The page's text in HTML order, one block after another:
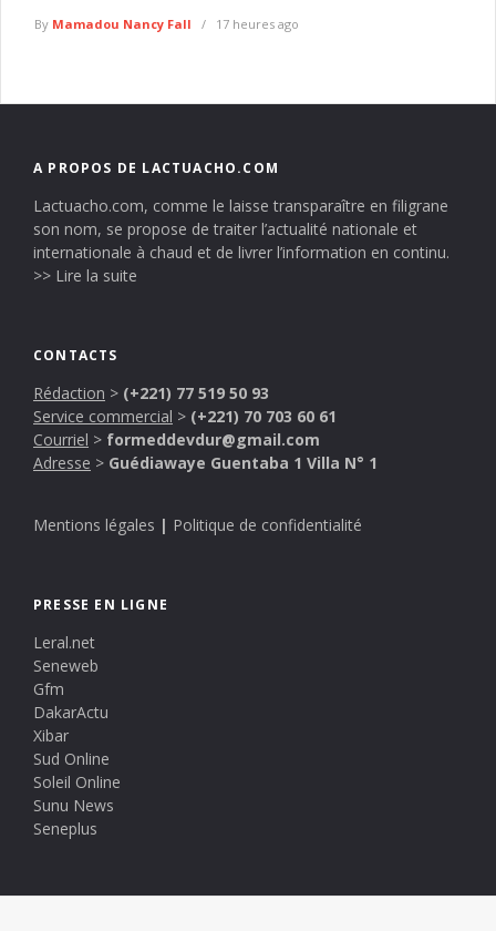
By Mamadou Nancy Fall 17 heures ago
A PROPOS DE LACTUACHO.COM
Lactuacho.com, comme le laisse transparaître en filigrane
son nom, se propose de traiter l’actualité nationale et
internationale à chaud et de livrer l’information en continu.
>> Lire la suite
CONTACTS
Rédaction > (+221) 77 519 50 93
Service commercial > (+221) 70 703 60 61
Courriel > formeddevdur@gmail.com
Adresse > Guédiawaye Guentaba 1 Villa N° 1
Mentions légales | Politique de confidentialité
PRESSE EN LIGNE
Leral.net
Seneweb
Gfm
DakarActu
Xibar
Sud Online
Soleil Online
Sunu News
Seneplus